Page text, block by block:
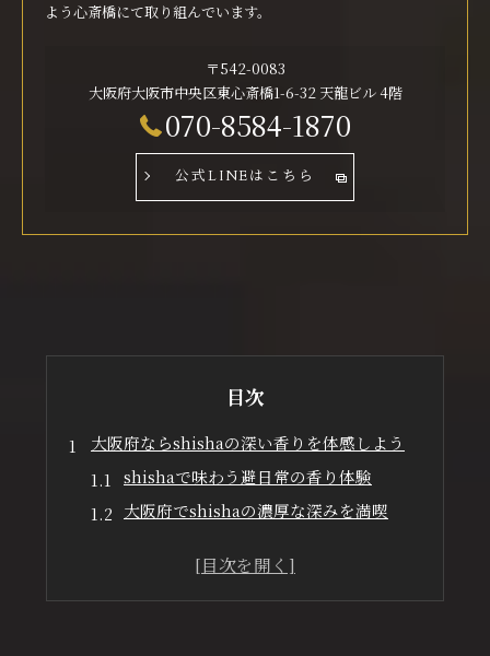
よう心斎橋にて取り組んでいます。
〒542-0083
大阪府大阪市中央区東心斎橋1-6-32 天龍ビル 4階
070-8584-1870
公式LINEはこちら
目次
大阪府ならshishaの深い香りを体感しよう
shishaで味わう避日常の香り体験
大阪府でshishaの濃厚な深みを満喫
心斎橋シーシャで味わう特別な一杯